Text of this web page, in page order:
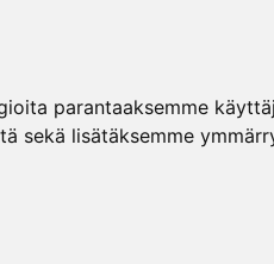
parantaaksemme
sekä lisätäksemme